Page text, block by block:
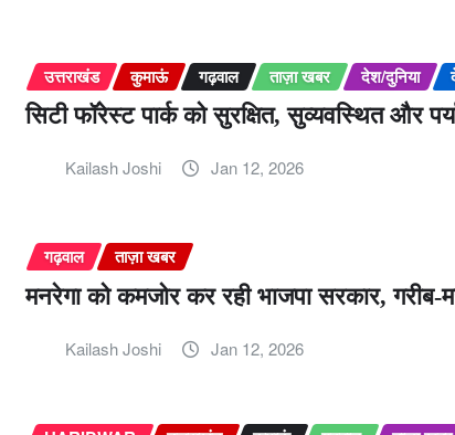
उत्तराखंड कुमाऊं गढ़वाल ताज़ा खबर देश/दुनिया
सिटी फॉरेस्ट पार्क को सुरक्षित, सुव्यवस्थित और
Kailash Joshi Jan 12, 2026
गढ़वाल ताज़ा खबर
मनरेगा को कमजोर कर रही भाजपा सरकार,
Kailash Joshi Jan 12, 2026